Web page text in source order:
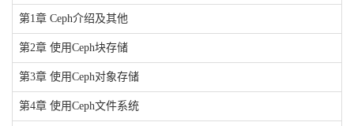
第1章 Ceph介绍及其他
第2章 使用Ceph块存储
第3章 使用Ceph对象存储
第4章 使用Ceph文件系统